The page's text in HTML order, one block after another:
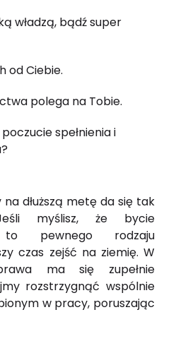
władzą, bądź super
od Ciebie.
polega na Tobie.
spełnienia i
dłuższą metę da się tak
myślisz, że bycie
to pewnego rodzaju
czas zejść na ziemię. W
ma się zupełnie
rozstrzygnąć wspólnie
w pracy, poruszając